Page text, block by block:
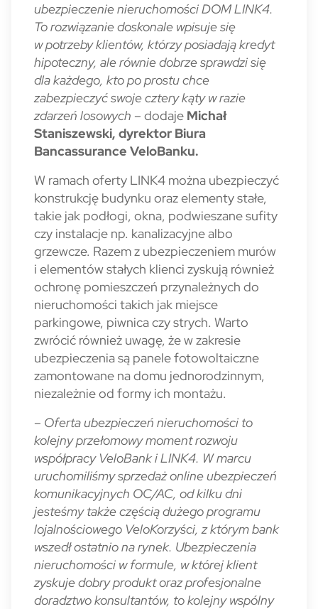
ubezpieczenie nieruchomości DOM LINK4.
To rozwiązanie doskonale wpisuje się
w potrzeby klientów, którzy posiadają kredyt
hipoteczny, ale równie dobrze sprawdzi się
dla każdego, kto po prostu chce
zabezpieczyć swoje cztery kąty w razie
zdarzeń losowych – dodaje Michał
Staniszewski, dyrektor Biura
Bancassurance VeloBanku.
W ramach oferty LINK4 można ubezpieczyć
konstrukcję budynku oraz elementy stałe,
takie jak podłogi, okna, podwieszane sufity
czy instalacje np. kanalizacyjne albo
grzewcze. Razem z ubezpieczeniem murów
i elementów stałych klienci zyskują również
ochronę pomieszczeń przynależnych do
nieruchomości takich jak miejsce
parkingowe, piwnica czy strych. Warto
zwrócić również uwagę, że w zakresie
ubezpieczenia są panele fotowoltaiczne
zamontowane na domu jednorodzinnym,
niezależnie od formy ich montażu.
– Oferta ubezpieczeń nieruchomości to
kolejny przełomowy moment rozwoju
współpracy VeloBank i LINK4. W marcu
uruchomiliśmy sprzedaż online ubezpieczeń
komunikacyjnych OC/AC, od kilku dni
jesteśmy także częścią dużego programu
lojalnościowego VeloKorzyści, z którym bank
wszedł ostatnio na rynek. Ubezpieczenia
nieruchomości w formule, w której klient
zyskuje dobry produkt oraz profesjonalne
doradztwo konsultantów, to kolejny wspólny